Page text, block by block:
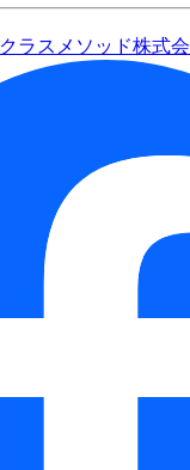
クラスメソッド株式